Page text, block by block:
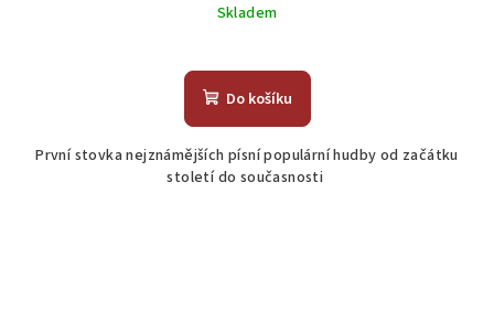
Skladem
Do košíku
První stovka nejznámějších písní populární hudby od začátku
století do současnosti